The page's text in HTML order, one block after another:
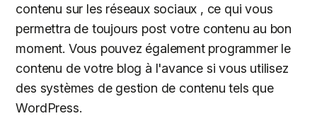
contenu sur les réseaux sociaux , ce qui vous
permettra de toujours post votre contenu au bon
moment. Vous pouvez également programmer le
contenu de votre blog à l'avance si vous utilisez
des systèmes de gestion de contenu tels que
WordPress.